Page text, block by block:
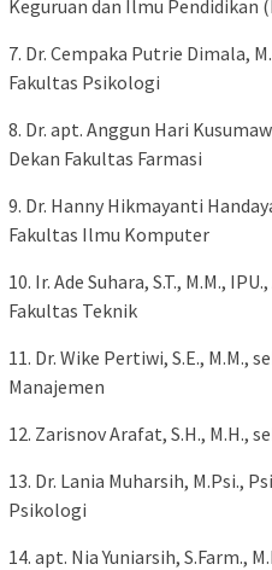
Keguruan dan Ilmu Pendidikan
7. Dr. Cempaka Putrie Dimala,
Fakultas Psikologi
8. Dr. apt. Anggun Hari
Dekan Fakultas Farmasi
9. Dr. Hanny Hikmayanti
Fakultas Ilmu Komputer
10. Ir. Ade Suhara, S.T., M.M.,
Fakultas Teknik
11. Dr. Wike Pertiwi, S.E., M.M.,
Manajemen
12. Zarisnov Arafat, S.H., M.H.,
13. Dr. Lania Muharsih, M.Psi.,
Psikologi
14. apt. Nia Yuniarsih, S.Farm.,